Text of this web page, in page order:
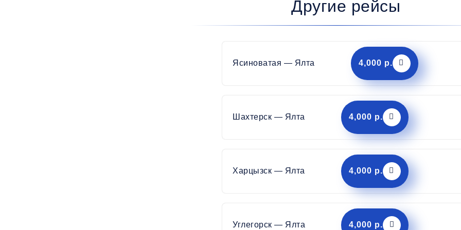
Другие рейсы
Ясиноватая — Ялта 4,000 р.
Шахтерск — Ялта 4,000 р.
Харцызск — Ялта 4,000 р.
Углегорск — Ялта 4,000 р.